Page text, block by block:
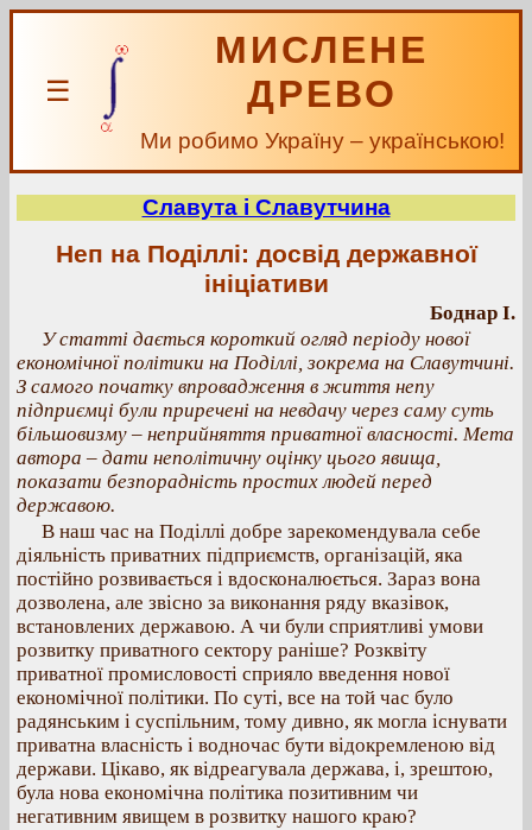
☰
МИСЛЕНЕ
ДРЕВО
Ми робимо Україну – українською!
Славута і Славутчина
Неп на Поділлі: досвід державної
ініціативи
Боднар І.
У статті дається короткий огляд періоду нової
економічної політики на Поділлі, зокрема на Славутчині.
З самого початку впровадження в життя непу
підприємці були приречені на невдачу через саму суть
більшовизму – неприйняття приватної власності. Мета
автора – дати неполітичну оцінку цього явища,
показати безпорадність простих людей перед
державою.
В наш час на Поділлі добре зарекомендувала себе
діяльність приватних підприємств, організацій, яка
постійно розвивається і вдосконалюється. Зараз вона
дозволена, але звісно за виконання ряду вказівок,
встановлених державою. А чи були сприятливі умови
розвитку приватного сектору раніше? Розквіту
приватної промисловості сприяло введення нової
економічної політики. По суті, все на той час було
радянським і суспільним, тому дивно, як могла існувати
приватна власність і водночас бути відокремленою від
держави. Цікаво, як відреагувала держава, і, зрештою,
була нова економічна політика позитивним чи
негативним явищем в розвитку нашого краю?